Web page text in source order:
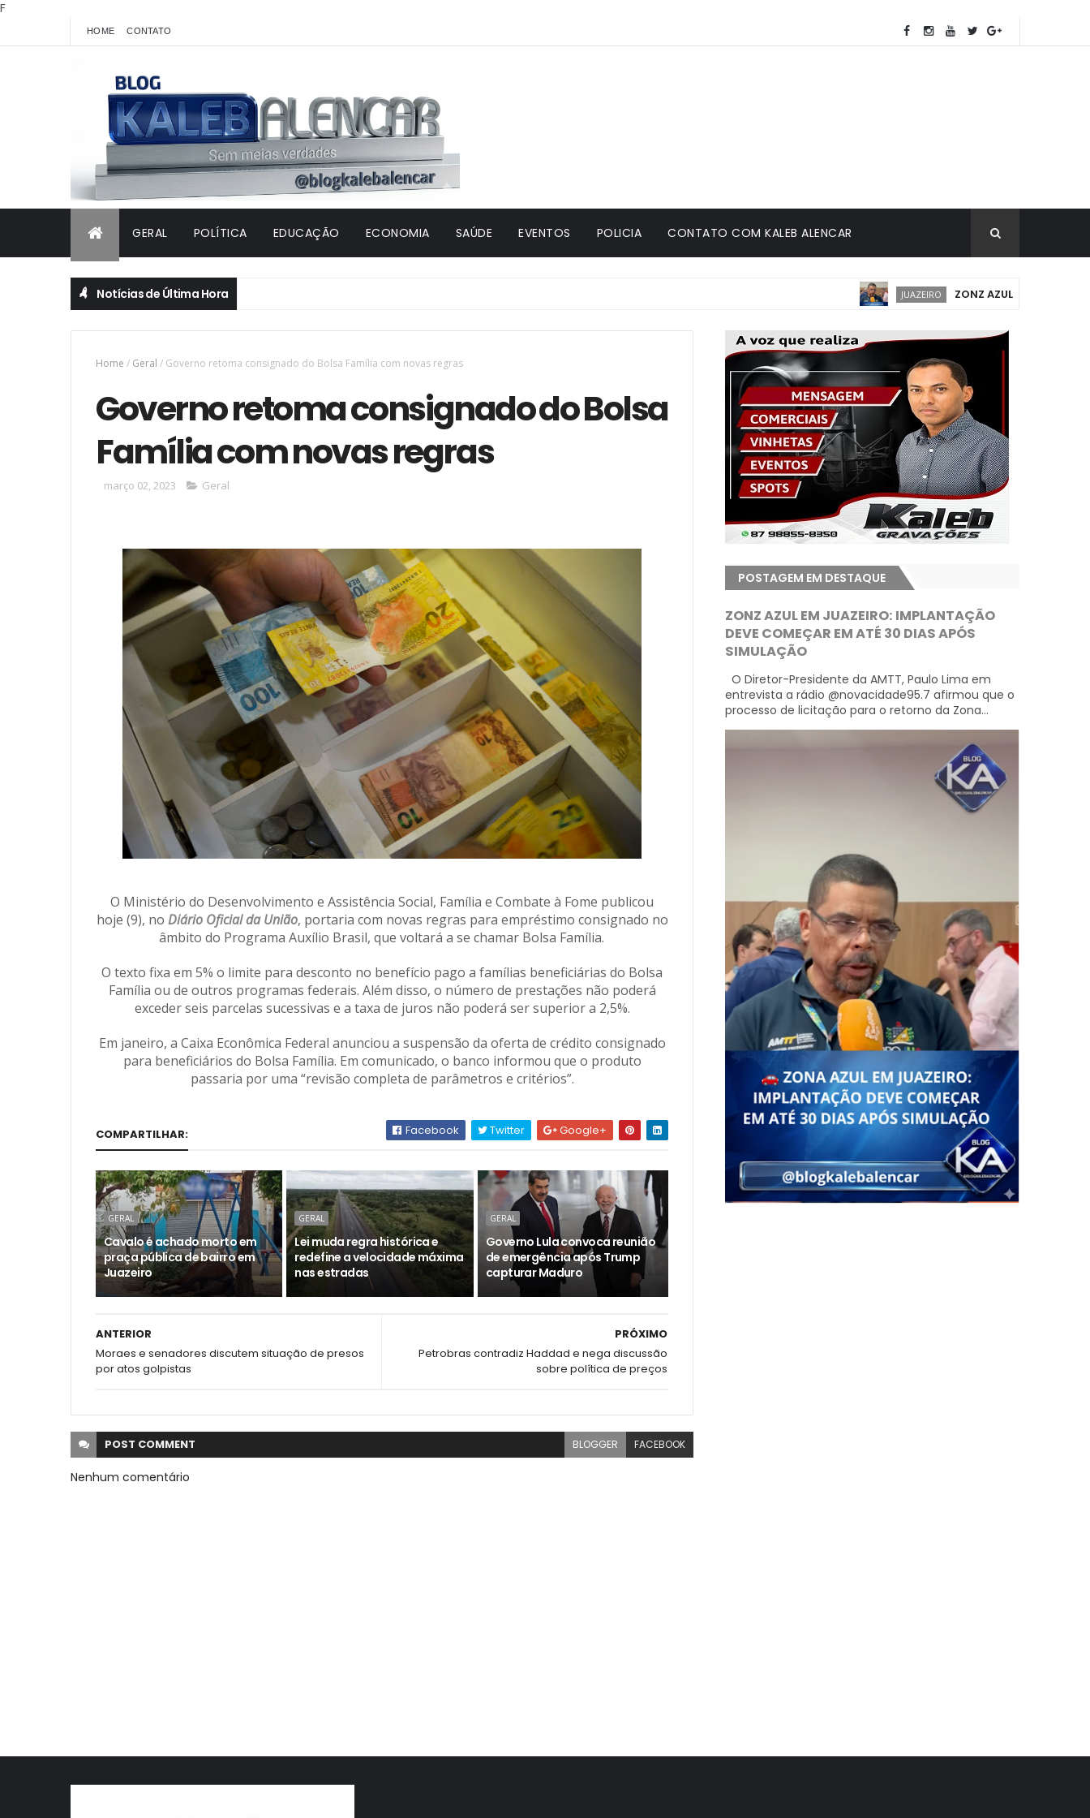
F
HOME CONTATO
GERAL POLÍTICA EDUCAÇÃO ECONOMIA SAÚDE EVENTOS POLICIA CONTATO COM KALEB ALENCAR
Notícias de Última Hora JUAZEIRO ZONZ AZUL EM JUAZEIRO:
Home / Geral / Governo retoma consignado do Bolsa Família com novas regras
Governo retoma consignado do Bolsa
Família com novas regras
março 02, 2023 Geral
O Ministério do Desenvolvimento e Assistência Social, Família e Combate à Fome publicou
hoje (9), no Diário Oficial da União, portaria com novas regras para empréstimo consignado no
âmbito do Programa Auxílio Brasil, que voltará a se chamar Bolsa Família.
O texto fixa em 5% o limite para desconto no benefício pago a famílias beneficiárias do Bolsa
Família ou de outros programas federais. Além disso, o número de prestações não poderá
exceder seis parcelas sucessivas e a taxa de juros não poderá ser superior a 2,5%.
Em janeiro, a Caixa Econômica Federal anunciou a suspensão da oferta de crédito consignado
para beneficiários do Bolsa Família. Em comunicado, o banco informou que o produto
passaria por uma “revisão completa de parâmetros e critérios”.
COMPARTILHAR: Facebook Twitter Google+
GERAL
Cavalo é achado morto em
praça pública de bairro em
Juazeiro
GERAL
Lei muda regra histórica e
redefine a velocidade máxima
nas estradas
GERAL
Governo Lula convoca reunião
de emergência após Trump
capturar Maduro
PRÓXIMO
Petrobras contradiz Haddad e nega discussão
sobre política de preços
ANTERIOR
Moraes e senadores discutem situação de presos
por atos golpistas
POST COMMENT BLOGGER FACEBOOK
Nenhum comentário
POSTAGEM EM DESTAQUE
ZONZ AZUL EM JUAZEIRO: IMPLANTAÇÃO
DEVE COMEÇAR EM ATÉ 30 DIAS APÓS
SIMULAÇÃO
O Diretor-Presidente da AMTT, Paulo Lima em
entrevista a rádio @novacidade95.7 afirmou que o
processo de licitação para o retorno da Zona...